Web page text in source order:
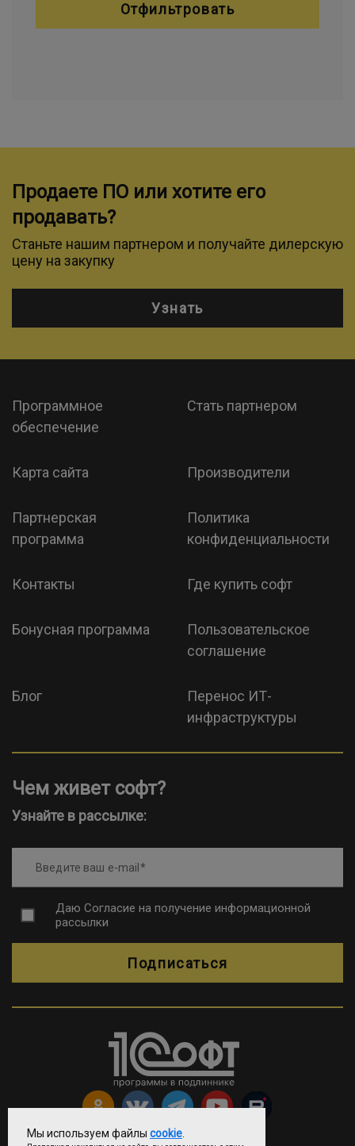
Отфильтровать
Продаете ПО или хотите его
продавать?
Станьте нашим партнером и получайте дилерскую
цену на закупку
Узнать
Программное
обеспечение
Стать партнером
Карта сайта Производители
Партнерская
программа
Политика
конфиденциальности
Контакты Где купить софт
Бонусная программа
Пользовательское
соглашение
Блог
Перенос ИТ-
инфраструктуры
Чем живет софт?
Узнайте в рассылке:
Введите ваш e-mail
Даю Согласие на получение информационной
рассылки
Подписаться
Мы используем файлы cookie